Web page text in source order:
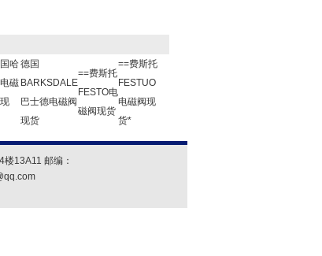
哈
磁
德国
BARKSDALE
巴士德电磁阀
现货
==费斯托
FESTO电
磁阀现货
==费斯托
FESTUO
电磁阀现
货*
13A11 邮编：